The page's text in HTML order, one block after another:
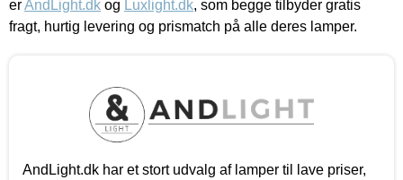
erAndLight.dk og Luxlight.dk, som begge tilbyder gratis
fragt, hurtig levering og prismatch på alle deres lamper.
AndLight.dk har et stort udvalg af lamper til lave priser,